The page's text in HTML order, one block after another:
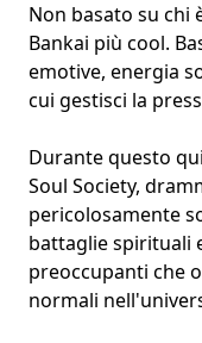
Non basato su chi
Bankai più cool.
emotive, energia
cui gestisci la
Durante questo
Soul Society,
pericolosamente
battaglie spirituali
preoccupanti che
normali